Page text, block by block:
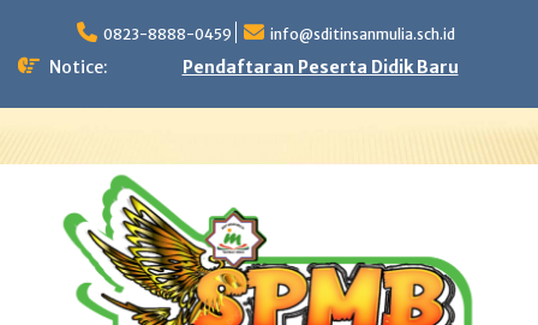
content
0823-8888-0459 info@sditinsanmulia.sch.id
Notice: Pendaftaran Peserta Didik Baru